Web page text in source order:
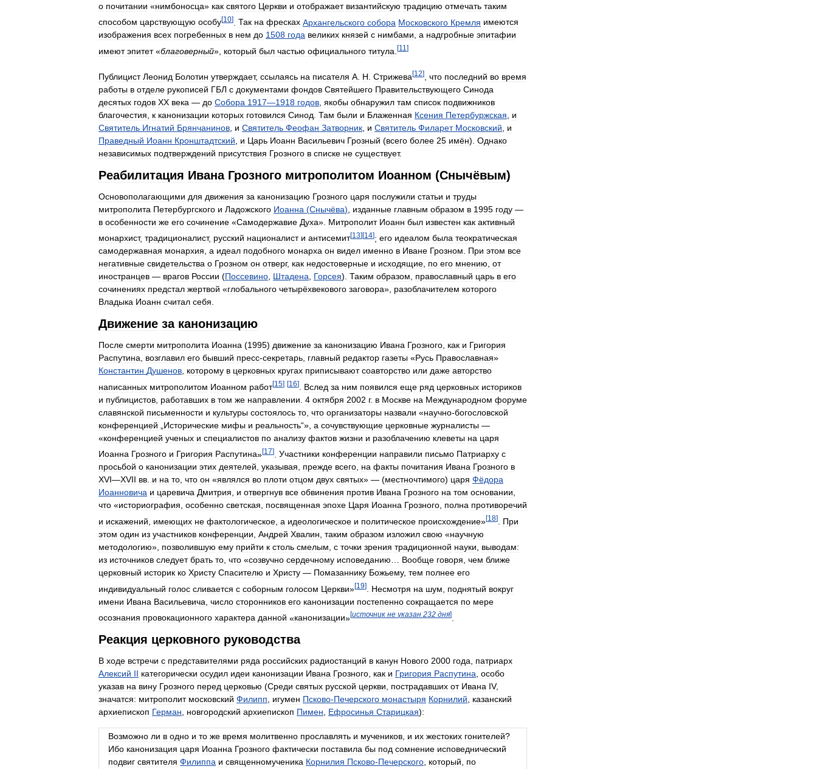
о почитании «нимбоносца» как святого Церкви и отображает византийскую традицию отмечать таким
способом царствующую особу[10] Так на фресках Архангельского собора Московского Кремля имеются
изображения всех погребенных в нем до 1508 года великих князей с нимбами, а надгробные эпитафии
имеют эпитет«благоверный», который был частью официального титула [11 ]
Публицист Леонид Болотин утверждает, ссылаясь на писателя А Н Стрижева[12] что последний во время
работы в отделе рукописей ГБЛ с документами фондов Святейшего Правительствующего Синода
десятых годов XX века — до Собора 1917—1918 годов якобы обнаружил там список подвижников
благочестия
к канонизации которых готовился Синод Там были и Блаженная Ксения Петербуржская
и
Святитель Игнатий Брянчанинов и Святитель Феофан Затворник и Святитель Филарет Московский
и
Праведный Иоанн Кронштадтский и Царь Иоанн Васильевич Грозный (всего более 25 имён). Однако
независимых подтверждений присутствия Грозного в списке не существует.
Реабилитация Ивана Грозного митрополитом Иоанном (Снычёвым)
Основополагающими для движения за канонизацию Грозного царя послужили статьи и труды
митрополита Петербургского и Ладожского Иоанна (Снычёва) изданные главным образом в 1995 году —
в особенности же его сочинение «Самодержавие Духа». Митрополит Иоанн был известен как активный
монархист, традиционалист, русский националист и антисемит[13][14]; его идеалом была теократическая
самодержавная монархия а идеал подобного монарха он видел именно в Иване Грозном При этом все
негативные свидетельства о Грозном он отверг, как недостоверные и исходящие по его мнению от
иностранцев — врагов России (Поссевино Штадена Горсея). Таким образом православный царь в его
сочинениях предстал жертвой «глобального четырёхвекового заговора», разоблачителем которого
Владыка Иоанн считал себя
Движение за канонизацию
После смерти митрополита Иоанна (1995) движение за канонизацию Ивана Грозного как и Григория
Распутина
возглавил его бывший пресс-секретарь главный редактор газеты «Русь Православная»
Константин Душенов которому в церковных кругах приписывают соавторство или даже авторство
написанных митрополитом Иоанном работ[15] [16] Вслед за ним появился еще ряд церковных историков
и публицистов работавших в том же направлении 4 октября 2002 г. в Москве на Международном форуме
славянской письменности и культуры состоялось то что организаторы назвали «научно-богословской
конференцией
Исторические мифы и реальность“», а сочувствующие церковные журналисты —
«конференцией ученых и специалистов по анализу фактов жизни и разоблачению клеветы на царя
Иоанна Грозного и Григория Распутина»[17] Участники конференции направили письмо Патриарху с
просьбой о канонизации этих деятелей, указывая, прежде всего, на факты почитания Ивана Грозного в
XVI—XVII вв. и на то, что он «являлся во плоти отцом двух святых» — (местночтимого) царя Фёдора
Иоанновича и царевича Дмитрия, и отвергнув все обвинения против Ивана Грозного на том основании,
что «историография, особенно светская, посвященная эпохе Царя Иоанна Грозного, полна противоречий
и искажений имеющих не фактологическое а идеологическое и политическое происхождение»[18]
При
этом один из участников конференции Андрей Хвалин таким образом изложил свою «научную
методологию», позволившую ему прийти к столь смелым с точки зрения традиционной науки
выводам:
из источников следует брать то что «созвучно сердечному исповеданию Вообще говоря чем ближе
церковный историк ко Христу Спасителю и Христу — Помазаннику Божьему, тем полнее его
индивидуальный голос сливается с соборным голосом Церкви»[19] Несмотря на шум поднятый вокруг
имени Ивана Васильевича число сторонников его канонизации постепенно сокращается по мере
осознания провокационного характера данной «канонизации»[источник не указан 232 дня]
Реакция церковного руководства
В ходе встречи с представителями ряда российских радиостанций в канун Нового 2000 года, патриарх
Алексий II категорически осудил идеи канонизации Ивана Грозного, как и Григория Распутина, особо
указав на вину Грозного перед церковью (Среди святых русской церкви, пострадавших от Ивана IV,
значатся: митрополит московский Филипп, игумен Псково-Печерского монастыря Корнилий, казанский
архиепископ Герман, новгородский архиепископ Пимен, Ефросинья Старицкая):
Возможно ли в одно и то же время молитвенно прославлять и мучеников, и их жестоких гонителей?
Ибо канонизация царя Иоанна Грозного фактически поставила бы под сомнение исповеднический
подвиг святителя Филиппа и священномученика Корнилия Псково-Печерского, который, по